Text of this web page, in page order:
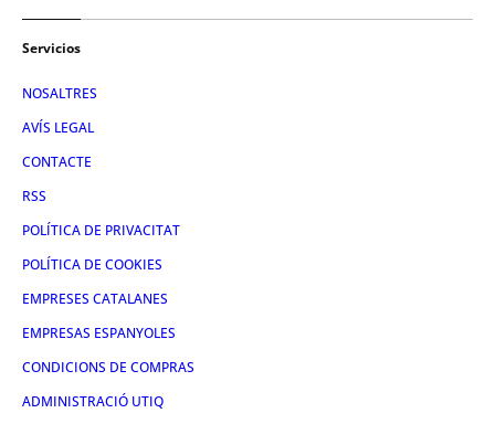
Servicios
NOSALTRES
AVÍS LEGAL
CONTACTE
RSS
POLÍTICA DE PRIVACITAT
POLÍTICA DE COOKIES
EMPRESES CATALANES
EMPRESAS ESPANYOLES
CONDICIONS DE COMPRAS
ADMINISTRACIÓ UTIQ